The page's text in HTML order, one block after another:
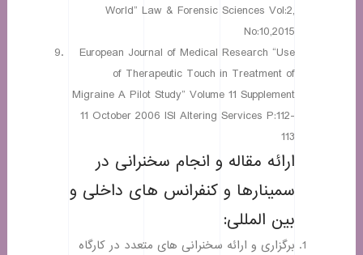
World” Law & Forensic Sciences Vol:2,
No:10,2015
European Journal of Medical Research “Use
of Therapeutic Touch in Treatment of
Migraine A Pilot Study” Volume 11 Supplement
11 October 2006 ISI Altering Services P:112-
113
ارائه مقاله و انجام سخنرانی در
سمینارها و کنفرانس های داخلی و
بین المللی:
برگزاری و ارائه سخنرانی های متعدد در کارگاه